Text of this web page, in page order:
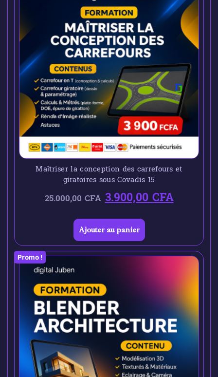
Maîtriser la conception des carrefours et
giratoires sous Covadis 15
25.000,00CFA 3.900,00CFA
Ajouter au panier
Promo !